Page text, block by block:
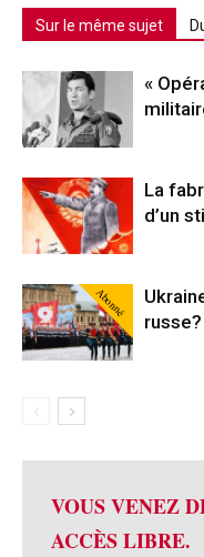
Sur le même sujet
«
La
d’un
Abonné
russe?
VOUS VENEZ
ACCÈS LIBRE.